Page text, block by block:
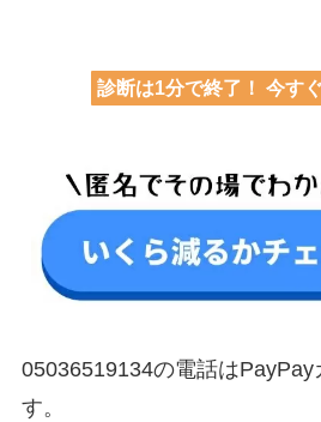
診断は1分で終了！ 今す
05036519134の電話は
す。